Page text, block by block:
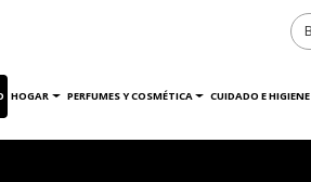
HOGAR PERFUMES Y COSMÉTICA CUIDADO E HIGIENE